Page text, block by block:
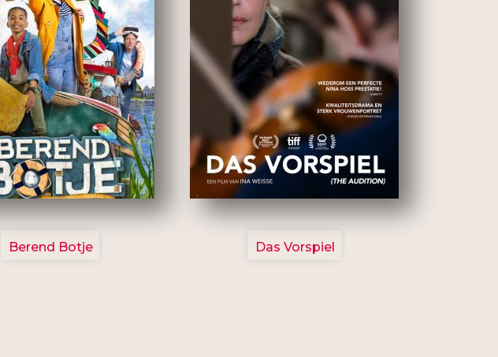
2799
Berend Botje
2777
Das Vorspiel